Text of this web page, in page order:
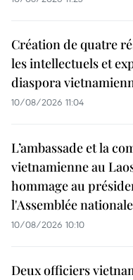
Création de quatre
les intellectuels et
diaspora
10/08/2026 11:04
L’ambassade et la
vietnamienne au
hommage au
l'Assemblée
10/08/2026 10:10
Deux officiers